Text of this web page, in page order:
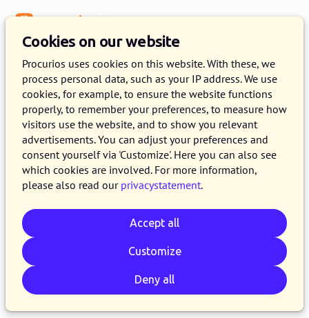
Cookies on our website
Procurios uses cookies on this website. With these, we
process personal data, such as your IP address. We use
cookies, for example, to ensure the website functions
properly, to remember your preferences, to measure how
visitors use the website, and to show you relevant
advertisements. You can adjust your preferences and
consent yourself via 'Customize'. Here you can also see
which cookies are involved. For more information,
please also read our privacystatement.
Accept all
Customize
Deny all
Digital association
Wat een vereniging kan leren
van Jack Nicholson
27 MARCH 2014 JOS JELIER 3 MINUTE READ
Bij verenigingen speelt non-stop de vraag hoe
leden op de best mogelijke manier bediend
kunnen worden. Een "one size fits it all" aanpak
is natuurlijk al lang verleden tijd. Leden hebben
teveel alternatieven waarvan ze gebruik van
kunnen maken voor hun behoeften (kennis,
netwerken, bijscholing, internet, ...).